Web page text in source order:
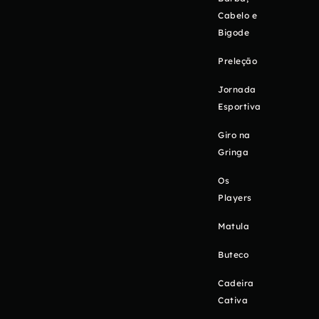
Cabelo e
Bigode
Preleção
Jornada
Esportiva
Giro na
Gringa
Os
Players
Matula
Buteco
Cadeira
Cativa